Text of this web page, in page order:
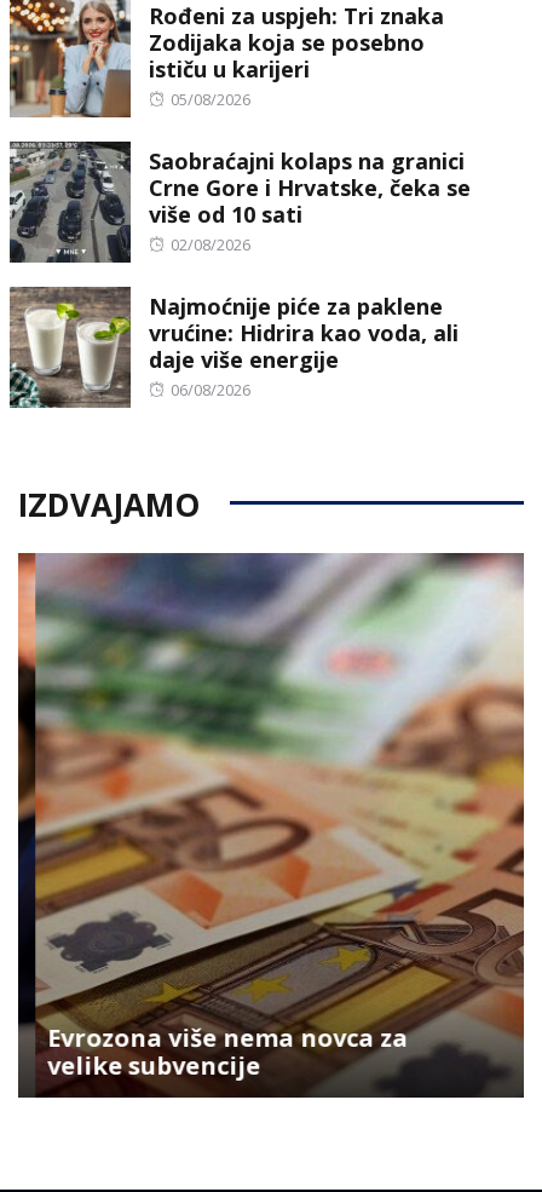
Rođeni za uspjeh: Tri znaka
Zodijaka koja se posebno
ističu u karijeri
Posted
05/08/2026
Saobraćajni kolaps na granici
Crne Gore i Hrvatske, čeka se
više od 10 sati
Posted
02/08/2026
Najmoćnije piće za paklene
vrućine: Hidrira kao voda, ali
daje više energije
Posted
06/08/2026
IZDVAJAMO
Evrozona više nema novca za
velike subvencije